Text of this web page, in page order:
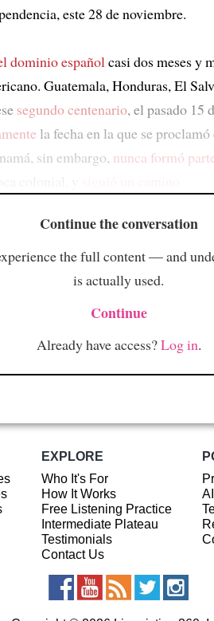
este 28 de noviembre.
dominio español casi dos meses y
Guatemala, Honduras, El
segundo centenario, el pasado 15
la fecha en la que se
sin embargo, nunca formó
Continue the conversation
the full content — and
is actually used.
Continue
Already have access?Log in.
EXPLORE
Who It's For
How It Works
Free Listening Practice
Intermediate Plateau
Testimonials
Contact Us